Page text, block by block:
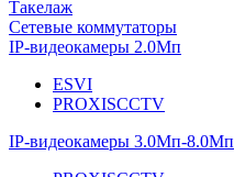
Такелаж
Сетевые коммутаторы
IP-видеокамеры 2.0Мп
ESVI
PROXISCCTV
IP-видеокамеры 3.0Мп-8.0Мп